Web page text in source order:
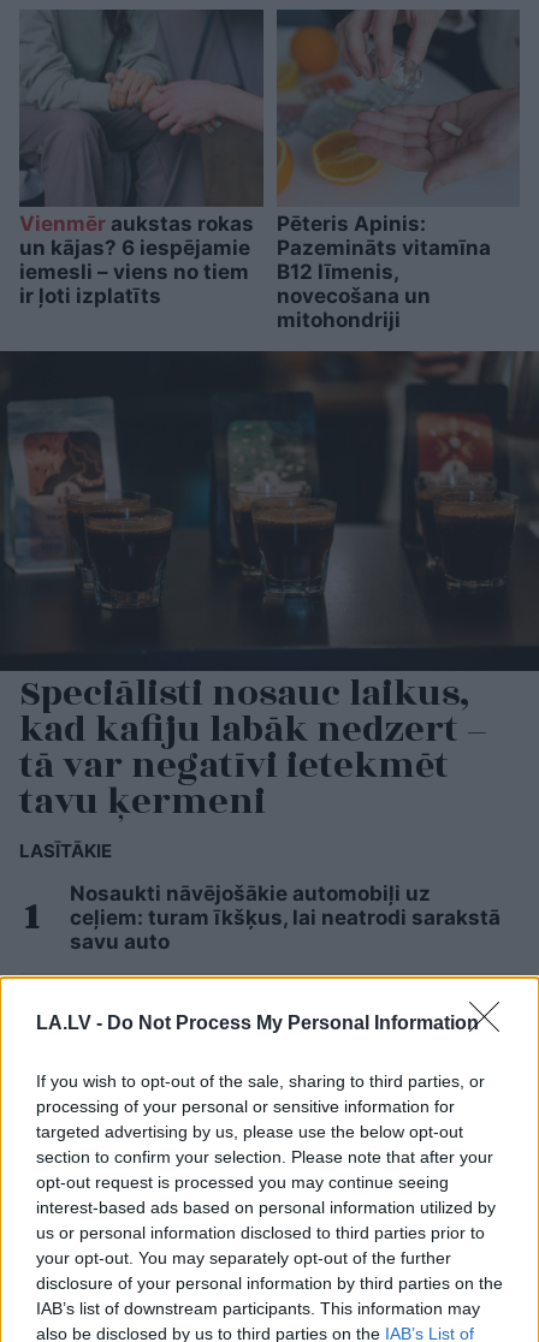
LA.LV - Do Not Process My Personal Information
If you wish to opt-out of the sale, sharing to third parties, or
processing of your personal or sensitive information for
targeted advertising by us, please use the below opt-out
section to confirm your selection. Please note that after your
opt-out request is processed you may continue seeing
interest-based ads based on personal information utilized by
us or personal information disclosed to third parties prior to
your opt-out. You may separately opt-out of the further
disclosure of your personal information by third parties on the
IAB’s list of downstream participants. This information may
also be disclosed by us to third parties on the IAB’s List of
Vienmēr aukstas rokas
un kājas? 6 iespējamie
iemesli – viens no tiem
ir ļoti izplatīts
Pēteris Apinis:
Pazemināts vitamīna
B12 līmenis,
novecošana un
mitohondriji
Speciālisti nosauc laikus,
kad kafiju labāk nedzert –
tā var negatīvi ietekmēt
tavu ķermeni
LASĪTĀKIE
Nosaukti nāvējošākie automobiļi uz
ceļiem: turam īkšķus, lai neatrodi sarakstā
savu auto
datumi, kuros dzimušos mēdz uzskatīt
FOTO. “Vai tas ir normāli?” Guntars veikalā
nopērk tomātu, taču, pārgriežot to uz
pusēm, viņu sagaida pārsteigums
Rūgts! Latvijā slavenākais japānis Masaki
mijis gredzenus ar mīļoto – kāzās
izskanēja arī īpaši skaista latviešu
dziesma